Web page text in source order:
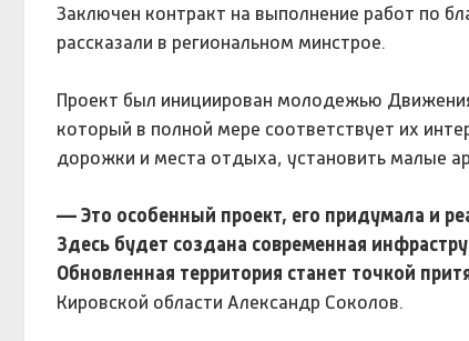
Заключен контракт на выполнение работ по
рассказали в региональном минстрое.
Проект был инициирован молодежью
который в полной мере соответствует их
дорожки и места отдыха, установить малые
— Это особенный проект, его придумала и
Здесь будет создана современная
Обновленная территория станет точкой
Кировской области Александр Соколов.